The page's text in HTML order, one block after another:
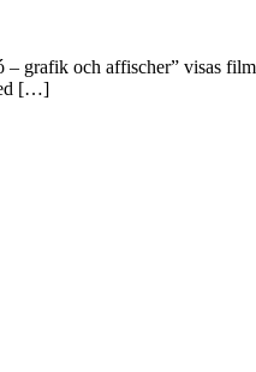
– grafik och affischer” visas
[…]